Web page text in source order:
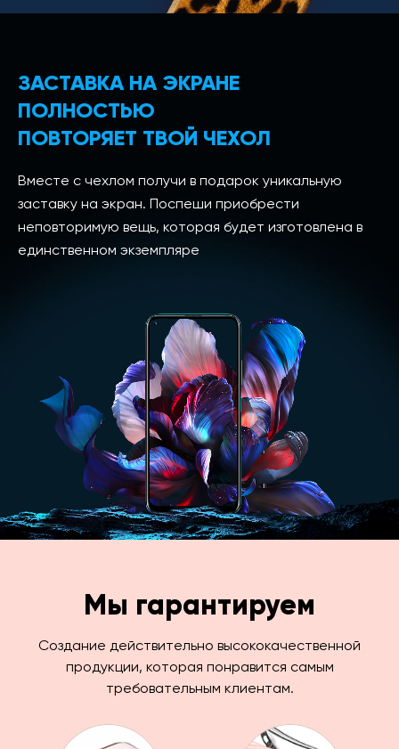
ЗАСТАВКА НА ЭКРАНЕ
ПОЛНОСТЬЮ
ПОВТОРЯЕТ ТВОЙ ЧЕХОЛ
Вместе с чехлом получи в подарок уникальную
заставку на экран. Поспеши приобрести
неповторимую вещь, которая будет изготовлена в
единственном экземпляре
Мы гарантируем
Создание действительно высококачественной
продукции, которая понравится самым
требовательным клиентам.